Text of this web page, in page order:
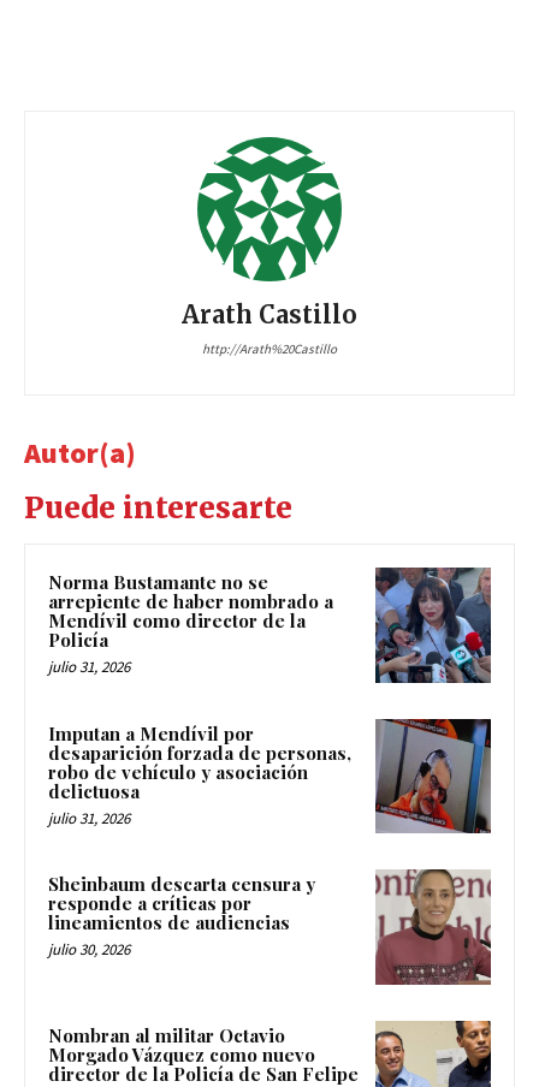
Arath Castillo
http://Arath%20Castillo
Autor(a)
Puede interesarte
Norma Bustamante no se
arrepiente de haber nombrado a
Mendívil como director de la
Policía
julio 31, 2026
Imputan a Mendívil por
desaparición forzada de personas,
robo de vehículo y asociación
delictuosa
julio 31, 2026
Sheinbaum descarta censura y
responde a críticas por
lineamientos de audiencias
julio 30, 2026
Nombran al militar Octavio
Morgado Vázquez como nuevo
director de la Policía de San Felipe